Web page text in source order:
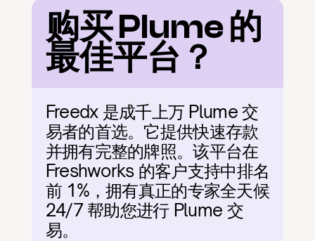
购买 Plume 的
最佳平台？
Freedx 是成千上万 Plume 交
易者的首选。它提供快速存款
并拥有完整的牌照。该平台在
Freshworks 的客户支持中排名
前 1%，拥有真正的专家全天候
24/7 帮助您进行 Plume 交
易。